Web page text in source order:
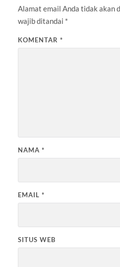
Alamat email Anda tidak akan
wajib ditandai *
KOMENTAR *
NAMA *
EMAIL *
SITUS WEB